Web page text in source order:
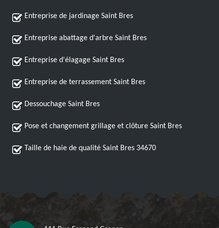
Entreprise de jardinage Saint Bres
Entreprise abattage d'arbre Saint Bres
Entreprise d'élagage Saint Bres
Entreprise de terrassement Saint Bres
Dessouchage Saint Bres
Pose et changement grillage et clôture Saint Bres
Taille de haie de qualité Saint Bres 34670